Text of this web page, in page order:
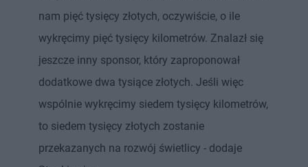
nam pięć tysięcy złotych, oczywiście, o ile
wykręcimy pięć tysięcy kilometrów. Znalazł się
jeszcze inny sponsor, który zaproponował
dodatkowe dwa tysiące złotych. Jeśli więc
wspólnie wykręcimy siedem tysięcy kilometrów,
to siedem tysięcy złotych zostanie
przekazanych na rozwój świetlicy - dodaje